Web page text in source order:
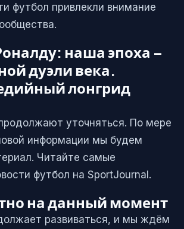
футбол привлекли внимание
наша эпоха –
дуэли века.
лонгрид
уточняться. По мере
информации мы будем
Читайте самые
футбол на SportJournal.
на данный момент
развиваться, и мы ждём